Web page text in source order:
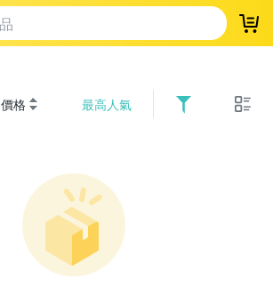
登
價格 最高人氣